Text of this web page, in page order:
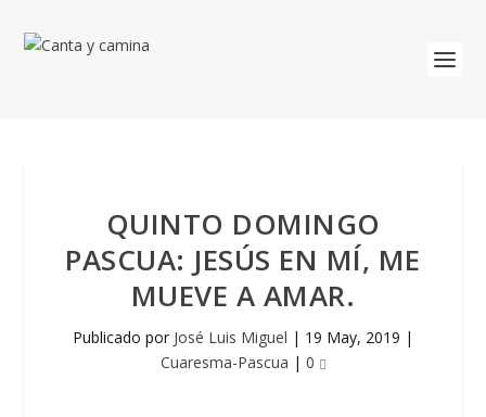
QUINTO DOMINGO
PASCUA: JESÚS EN MÍ, ME
MUEVE A AMAR.
Publicado por José Luis Miguel | 19 May, 2019 |
Cuaresma-Pascua | 0